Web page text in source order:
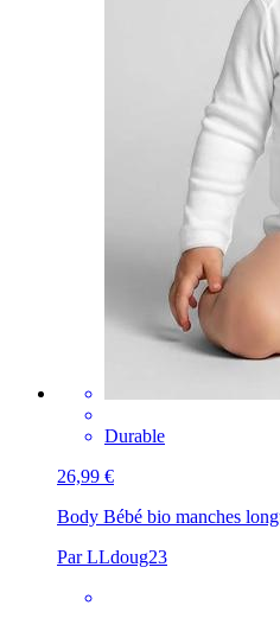
Durable
26,99 €
Body Bébé bio manches
Par LLdoug23